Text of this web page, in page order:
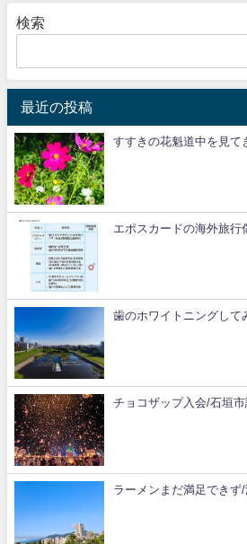
検索
最近の投稿
すすきの花魁道中を見て
エポスカードの海外旅行
歯のホワイトニングして
チョコザップ入会/石垣
ラーメンまだ満足できず